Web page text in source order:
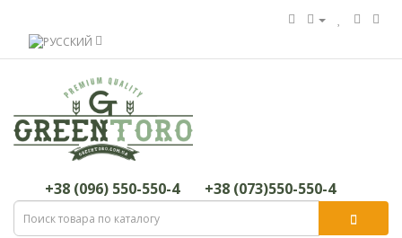
+38 (096) 550-550-4 +38 (073)550-550-4